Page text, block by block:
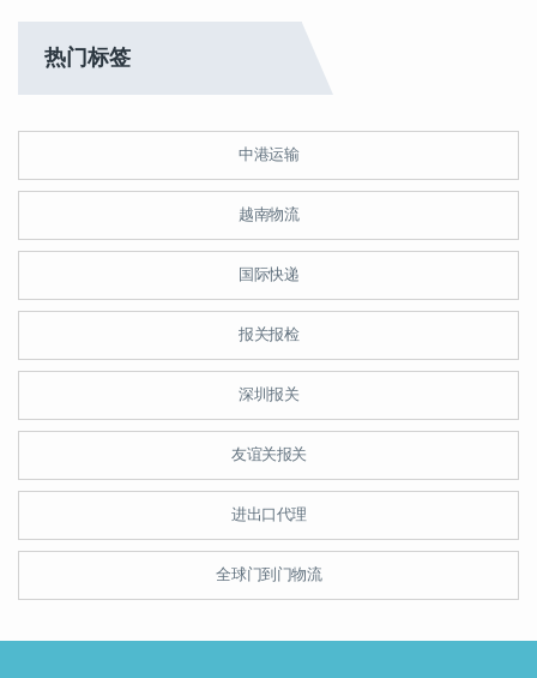
热门标签
中港运输
越南物流
国际快递
报关报检
深圳报关
友谊关报关
进出口代理
全球门到门物流